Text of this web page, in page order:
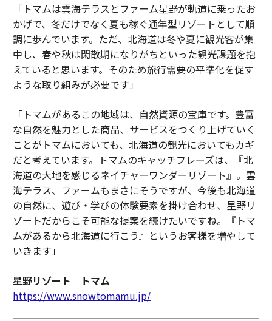
「トマムは雲海テラスとファーム星野が軌道に乗ったお
かげで、冬だけでなく夏も稼ぐ通年型リゾートとして順
調に歩んでいます。ただ、北海道は冬や夏に観光客が集
中し、春や秋は閑散期になりがちといった観光課題を抱
えていると思います。そのため旅行需要の平準化を促す
ような取り組みが必要です」
「トマムがあるこの地域は、自然資源の宝庫です。豊富
な自然を魅力とした商品、サービスをつくり上げていく
ことがトマムにおいても、北海道の観光においてもカギ
だと考えています。トマムのキャッチフレーズは、『北
海道の大地を感じるネイチャーワンダーリゾート』。雲
海テラス、ファームもまさにそうですが、今後も北海道
の自然に、遊び・学びの体験要素を掛け合わせ、星野リ
ゾートだからこそ可能な提案を続けたいですね。『トマ
ムがあるから北海道に行こう』というお客様を増やして
いきます」
星野リゾート トマム
https://www.snowtomamu.jp/